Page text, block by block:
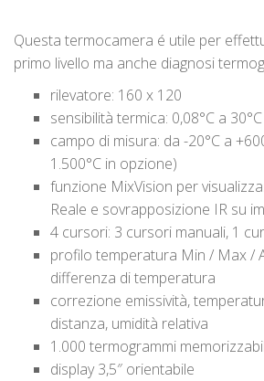
Questa termocamera é utile per
primo livello ma anche diagnosi
rilevatore: 160 x 120
sensibilità termica: 0,08°C a 30°C
campo di misura: da -20°C a
1.500°C in opzione)
funzione MixVision per
Reale e sovrapposizione IR su
4 cursori: 3 cursori manuali, 1
profilo temperatura Min / Max /
differenza di temperatura
correzione emissività,
distanza, umidità relativa
1.000 termogrammi
display 3,5″ orientabile